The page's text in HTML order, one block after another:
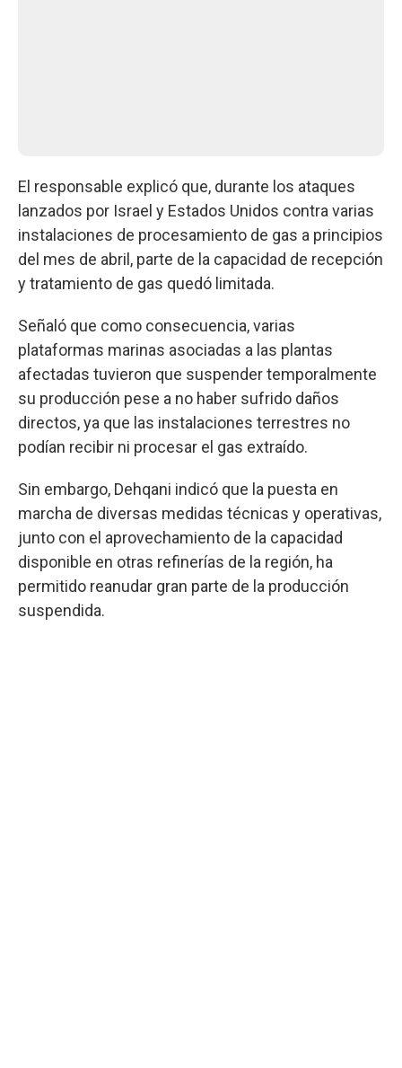
El responsable explicó que, durante los ataques
lanzados por Israel y Estados Unidos contra varias
instalaciones de procesamiento de gas a principios
del mes de abril, parte de la capacidad de recepción
y tratamiento de gas quedó limitada.
Señaló que como consecuencia, varias
plataformas marinas asociadas a las plantas
afectadas tuvieron que suspender temporalmente
su producción pese a no haber sufrido daños
directos, ya que las instalaciones terrestres no
podían recibir ni procesar el gas extraído.
Sin embargo, Dehqani indicó que la puesta en
marcha de diversas medidas técnicas y operativas,
junto con el aprovechamiento de la capacidad
disponible en otras refinerías de la región, ha
permitido reanudar gran parte de la producción
suspendida.